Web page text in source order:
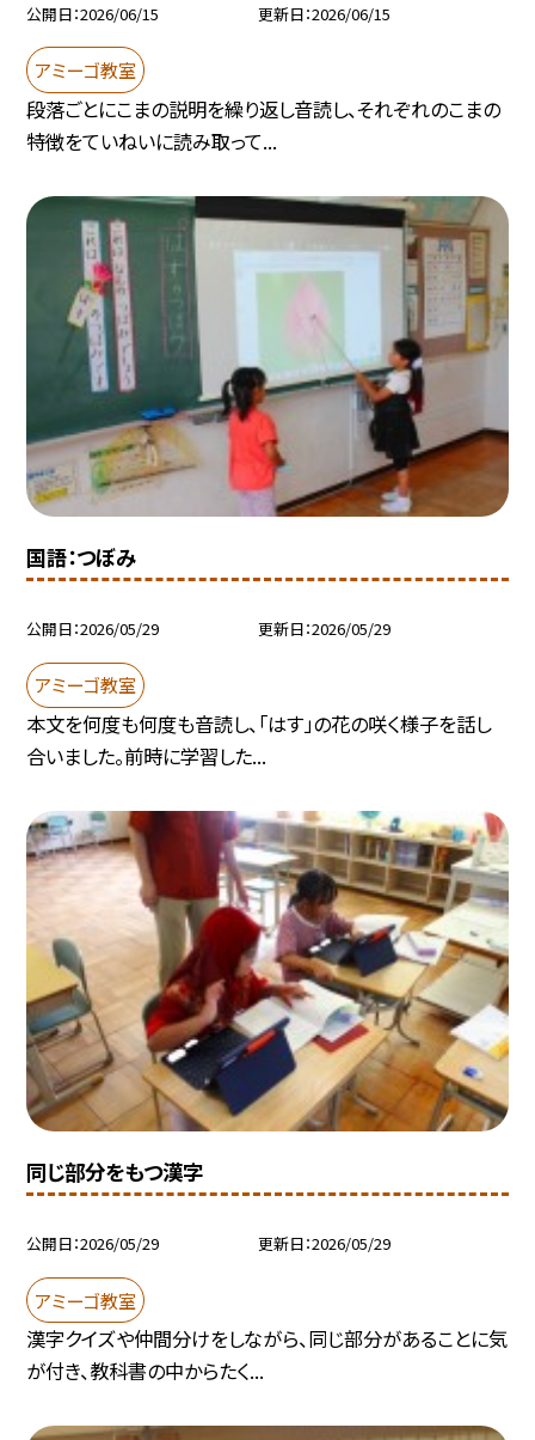
公開日 2026/06/15 更新日 2026/06/15
アミーゴ教室
段落ごとにこまの説明を繰り返し音読し、それぞれのこまの
特徴をていねいに読み取って...
国語：つぼみ
公開日 2026/05/29 更新日 2026/05/29
アミーゴ教室
本文を何度も何度も音読し、「はす」の花の咲く様子を話し
合いました。前時に学習した...
同じ部分をもつ漢字
公開日 2026/05/29 更新日 2026/05/29
アミーゴ教室
漢字クイズや仲間分けをしながら、同じ部分があることに気
が付き、教科書の中からたく...